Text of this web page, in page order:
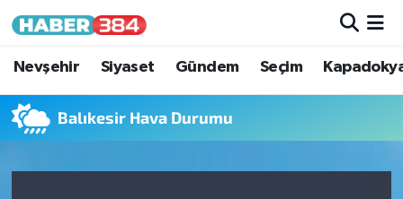
Nevşehir Siyaset Gündem Seçim
Balıkesir Hava Durumu
Nöbetçi Eczaneler
Hava Durumu